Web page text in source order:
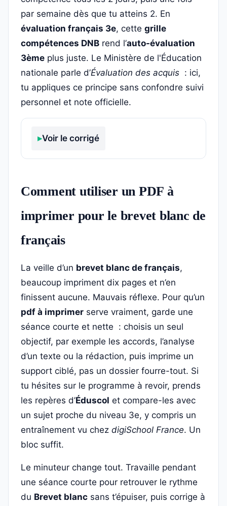
par semaine dès que tu atteins 2. En
évaluation français 3e, cette grille
compétences DNB rend l’auto-évaluation
3ème plus juste. Le Ministère de l'Éducation
nationale parle d’Évaluation des acquis : ici,
tu appliques ce principe sans confondre suivi
personnel et note officielle.
Voir le corrigé
Comment utiliser un PDF à
imprimer pour le brevet blanc de
français
La veille d’un brevet blanc de français,
beaucoup impriment dix pages et n’en
finissent aucune. Mauvais réflexe. Pour qu’un
pdf à imprimer serve vraiment, garde une
séance courte et nette : choisis un seul
objectif, par exemple les accords, l’analyse
d’un texte ou la rédaction, puis imprime un
support ciblé, pas un dossier fourre-tout. Si
tu hésites sur le programme à revoir, prends
les repères d’Éduscol et compare-les avec
un sujet proche du niveau 3e, y compris un
entraînement vu chez digiSchool France. Un
bloc suffit.
Le minuteur change tout. Travaille pendant
une séance courte pour retrouver le rythme
du Brevet blanc sans t’épuiser, puis corrige à